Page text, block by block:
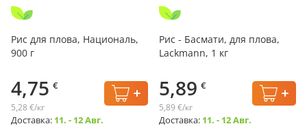
Рис для плова, Националь,
900 г
4,75 €
5,28 €/кг
Доставка: 11. - 12 Авг.
Рис - Басмати, для плова,
Lackmann, 1 кг
5,89 €
5,89 €/кг
Доставка: 11. - 12 Авг.